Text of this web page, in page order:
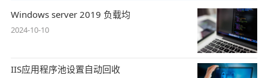
Windows server 2019 负载均
2024-10-10
IIS应用程序池设置自动回收